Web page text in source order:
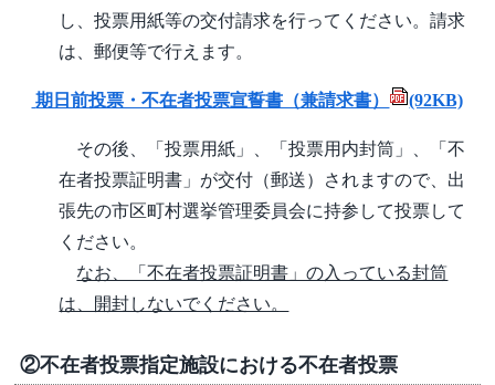
し、投票用紙等の交付請求を行ってください。請求
は、郵便等で行えます。
期日前投票・不在者投票宣誓書（兼請求書） (92KB)
その後、「投票用紙」、「投票用内封筒」、「不
在者投票証明書」が交付（郵送）されますので、出
張先の市区町村選挙管理委員会に持参して投票して
ください。
なお、「不在者投票証明書」の入っている封筒
は、開封しないでください。
②不在者投票指定施設における不在者投票